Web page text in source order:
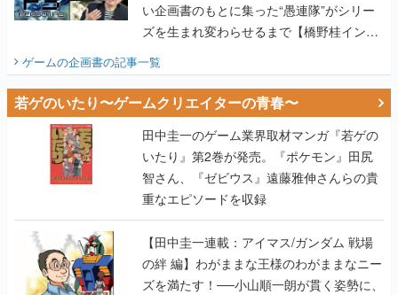
い企画書のもとに集った“愚連隊”がシリー
ズを生まれ変わらせるまで【橋野桂インタ
ビュー】
ゲームの企画書の記事一覧
若ゲのいたり〜ゲームクリエイターの青春〜
田中圭一のゲーム業界取材マンガ『若ゲの
いたり』第2巻が発売。『ポケモン』田尻
智さん、『ゼビウス』遠藤雅伸さんらの貴
重なエピソードを収録
【田中圭一連載：アイマス/ガンダム 戦場
の絆 編】わがままな王様のわがままなニー
ズを満たす！──小山順一朗が貫く姿勢に、